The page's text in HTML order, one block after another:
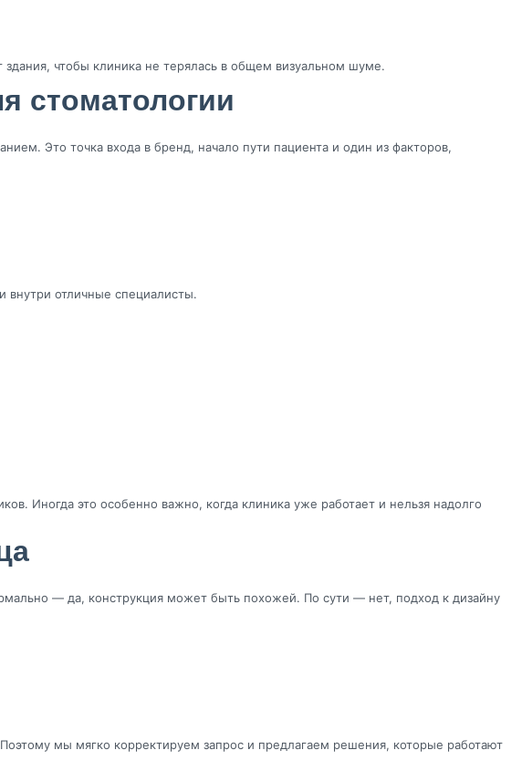
здания, чтобы клиника не терялась в общем визуальном шуме.
стоматологии
Это точка входа в бренд, начало пути пациента и один из факторов,
внутри отличные специалисты.
Иногда это особенно важно, когда клиника уже работает и нельзя надолго
— да, конструкция может быть похожей. По сути — нет, подход к дизайну
мы мягко корректируем запрос и предлагаем решения, которые работают